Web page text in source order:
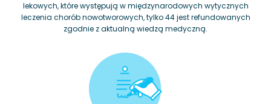
lekowych, które występują w międzynarodowych wytycznych
leczenia chorób nowotworowych, tylko 44 jest refundowanych
zgodnie z aktualną wiedzą medyczną.